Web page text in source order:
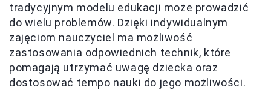
tradycyjnym modelu edukacji może prowadzić
do wielu problemów. Dzięki indywidualnym
zajęciom nauczyciel ma możliwość
zastosowania odpowiednich technik, które
pomagają utrzymać uwagę dziecka oraz
dostosować tempo nauki do jego możliwości.